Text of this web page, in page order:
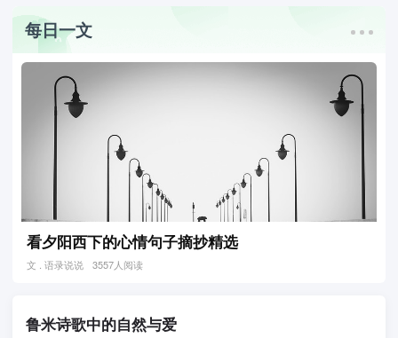
每日一文
看夕阳西下的心情句子摘抄精选
文 . 语录说说 3557人阅读
鲁米诗歌中的自然与爱